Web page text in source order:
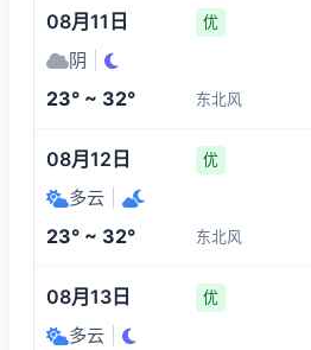
08月11日 优
阴
23° ~ 32° 东北风
08月12日 优
多云
23° ~ 32° 东北风
08月13日 优
多云